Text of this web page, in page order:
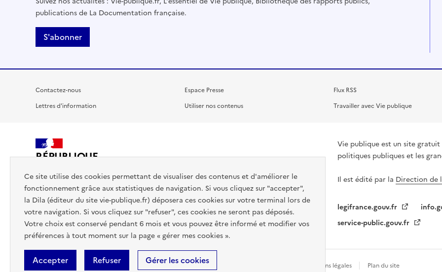
Ce site utilise des cookies permettant de visualiser des contenus et d'améliorer le
fonctionnement grâce aux statistiques de navigation. Si vous cliquez sur "accepter",
la Dila (éditeur du site vie-publique.fr) déposera ces cookies sur votre terminal lors de
votre navigation. Si vous cliquez sur "refuser", ces cookies ne seront pas déposés.
Votre choix est conservé pendant 6 mois et vous pouvez être informé et modifier vos
préférences à tout moment sur la page « gérer mes cookies ».
Accepter Refuser Gérer les cookies
publications de La Documentation française.
S'abonner
Contactez-nous
Lettres d'information
Espace Presse
Utiliser nos contenus
Flux RSS
Travailler avec Vie publique
RÉPUBLIQUE
Vie publique est un site
politiques publiques et les
Il est édité par la Direction de
legifrance.gouv.fr
service-public.gouv.fr
Accessibilité : totalement conforme Données personnelles Mentions légales Plan du site